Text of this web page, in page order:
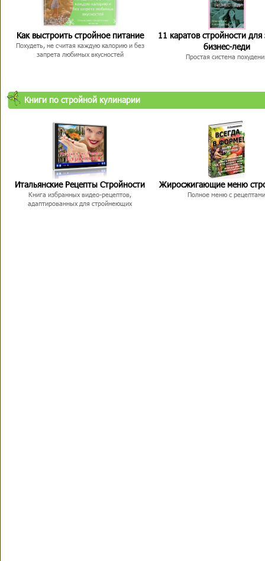
Как выстроить стройное питание
Похудеть, не считая каждую калорию и без
запрета любимых вкусностей
11 каратов стройности для
бизнес-леди
Простая система
Книги по стройной кулинарии
Итальянские Рецепты Стройности
Книга избранных видео-рецептов,
адаптированных для стройнеющих
Жиросжигающие меню
Полное меню с рецептами